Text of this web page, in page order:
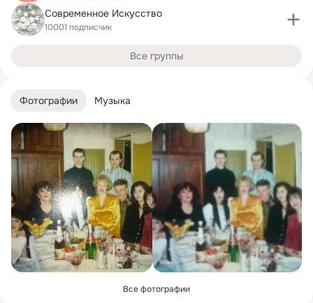
Фотографии Музыка
Все фотографии
Современное Искусство
10001 подписчик
Все группы